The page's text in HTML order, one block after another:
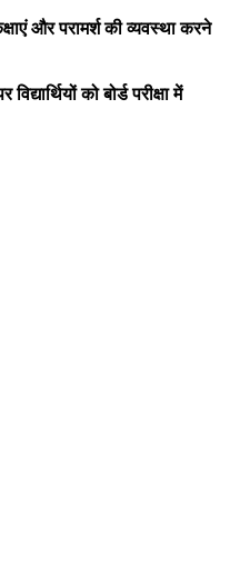
और परामर्श की व्यवस्था करने
को बोर्ड परीक्षा में